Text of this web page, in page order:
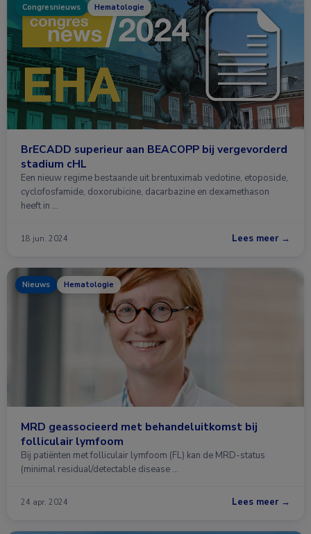
Congresnieuws Hematologie
BrECADD superieur aan BEACOPP bij vergevorderd
stadium cHL
Een nieuw regime bestaande uit brentuximab vedotine, etoposide,
cyclofosfamide, doxorubicine, dacarbazine en dexamethason
heeft in …
18 jun. 2024 Lees meer →
Nieuws Hematologie
MRD geassocieerd met behandeluitkomst bij
folliculair lymfoom
Bij patiënten met folliculair lymfoom (FL) kan de MRD-status
(minimal residual/detectable disease …
24 apr. 2024 Lees meer →